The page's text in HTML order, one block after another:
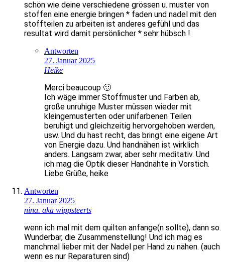
schön wie deine verschiedene grössen u. muster von
stoffen eine energie bringen * faden und nadel mit den
stoffteilen zu arbeiten ist anderes gefühl und das
resultat wird damit persönlicher * sehr hübsch !
Antworten
27. Januar 2025
Heike
Merci beaucoup 🙂
Ich wäge immer Stoffmuster und Farben ab,
große unruhige Muster müssen wieder mit
kleingemusterten oder unifarbenen Teilen
beruhigt und gleichzeitig hervorgehoben werden,
usw. Und du hast recht, das bringt eine eigene Art
von Energie dazu. Und handnähen ist wirklich
anders. Langsam zwar, aber sehr meditativ. Und
ich mag die Optik dieser Handnähte in Vorstich.
Liebe Grüße, heike
Antworten
27. Januar 2025
nina. aka wippsteerts
wenn ich mal mit dem quilten anfange(n sollte), dann so.
Wunderbar, die Zusammenstellung! Und ich mag es
manchmal lieber mit der Nadel per Hand zu nähen. (auch
wenn es nur Reparaturen sind)